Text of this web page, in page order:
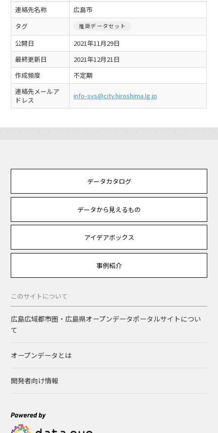
連絡先名称
広島市
タグ
推奨データセット
公開日
2021年11月29日
最終更新日
2021年12月21日
作成頻度
不定期
連絡先メールア
ドレス
info-sys@city.hiroshima.lg.jp
データカタログ
データから見えるもの
アイデアボックス
事例紹介
このサイトについて
広島広域都市圏・広島県オープンデータポータルサイトについ
て
オープンデータとは
開発者向け情報